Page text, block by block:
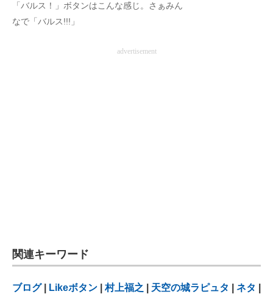
「バルス！」ボタンはこんな感じ。さぁみん
なで「バルス!!!」
advertisement
関連キーワード
ブログ| Likeボタン |村上福之 天空の城ラピュタ ネタ